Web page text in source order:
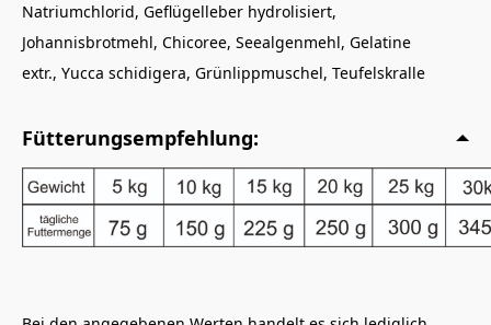
Natriumchlorid, Geflügelleber hydrolisiert,
Johannisbrotmehl, Chicoree, Seealgenmehl, Gelatine
extr., Yucca schidigera, Grünlippmuschel, Teufelskralle
Fütterungsempfehlung: